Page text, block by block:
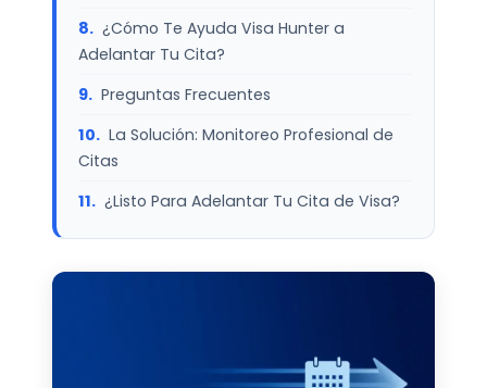
¿Cómo Te Ayuda Visa Hunter a
Adelantar Tu Cita?
Preguntas Frecuentes
La Solución: Monitoreo Profesional de
Citas
¿Listo Para Adelantar Tu Cita de Visa?